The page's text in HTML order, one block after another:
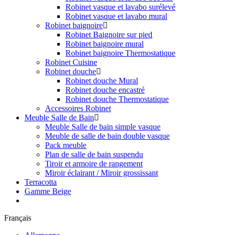
Robinet vasque et lavabo surélevé
Robinet vasque et lavabo mural
Robinet baignoire
Robinet Baignoire sur pied
Robinet baignoire mural
Robinet baignoire Thermostatique
Robinet Cuisine
Robinet douche
Robinet douche Mural
Robinet douche encastré
Robinet douche Thermostatique
Accessoires Robinet
Meuble Salle de Bain
Meuble Salle de bain simple vasque
Meuble de salle de bain double vasque
Pack meuble
Plan de salle de bain suspendu
Tiroir et armoire de rangement
Miroir éclairant / Miroir grossissant
Terracotta
Gamme Beige
Français